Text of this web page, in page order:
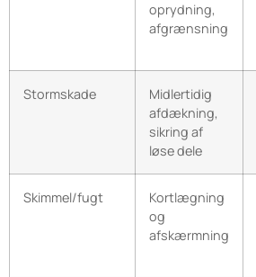
oprydning,
afgrænsning
Stormskade
Midlertidig
afdækning,
sikring af
løse dele
Skimmel/fugt
Kortlægning
og
afskærmning